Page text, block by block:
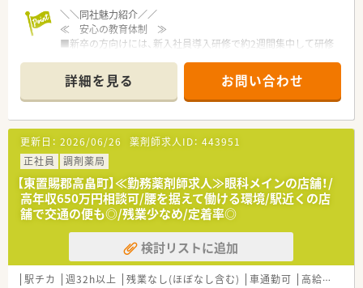
1日あたり100枚前後対応しており、2名体制でサポートし合いな
がら業務を進めています。
管理薬剤師が40代男性、勤務薬剤師20代後半の女性、他事務2名
≪ 企業紹介 ≫
福島県に本社を構え、グループを合わせて196店舗展開していま
す。
主に東北・東日本エリアを中心に店舗を構えており、山形県内に
は24店舗ございます。
薬局以外にも医薬品卸、介護領域、保育園の運営など多岐にわた
る経営を行っています。
『よろこばれて、よろこぶ』をコンセプトにしており、お客様から
はもちろんのこと、従業員からの声も反映し喜んで働けるような
環境づくりを行っています。
薬剤師の平均年齢は47歳で、新卒入社の方はほぼ100％の定着率
を誇っています！
＼＼同社魅力紹介／／
≪ 安心の教育体制 ≫
■新卒の方向けには、新入社員導入研修で約2週間集中して研修
■その後フォロー研修やスキルアップ勉強会もございます。
※中途入社の方は、OJT研修として店舗の先輩社員から教えてい
ただきながら、業務を覚えていただきます！
■社外研修として、ファーマシーセミナーや日本薬剤師会主催の
研修会・学術大会にご希望がある方はご参加いただけます。
≪ 長く働ける環境 ≫
◆有給休暇の取得や育児休暇など、従業員の皆さんが長く働ける
環境を整えております。
◆シフトは本社が作成しており、店舗全体のバランスを見て、無
理のない人数体制で勤務できるよう調整しております。
◆お互い様の風土が根付けており、有給休暇の取得率が80％以
上と高水準です。
◆育児休暇取得率は90％以上で、男性の育休実績もあり、お仕事
とプライベートの両立が図れる環境です。
詳細を見る お問い合わせ
更新日： 2026/06/26 薬剤師求人ID： 443951
正社員
調剤薬局
【東置賜郡高畠町】≪勤務薬剤師求人≫眼科メインの店舗！/
高年収650万円相談可/腰を据えて働ける環境/駅近くの店
舗で交通の便も◎/残業少なめ/定着率◎
検討リストに追加
駅チカ 週32h以上 残業なし(ほぼなし含む) 車通勤可 高給与(600万円以上)